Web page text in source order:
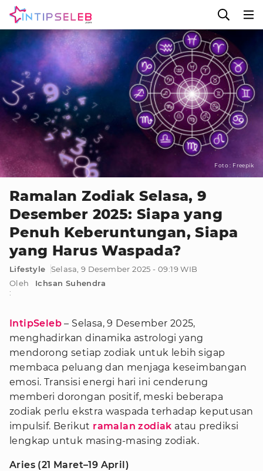
Foto : Freepik
Ramalan Zodiak Selasa, 9
Desember 2025: Siapa yang
Penuh Keberuntungan, Siapa
yang Harus Waspada?
Lifestyle
Selasa, 9 Desember 2025 - 09:19 WIB
Oleh
:
Ichsan Suhendra
IntipSeleb – Selasa, 9 Desember 2025,
menghadirkan dinamika astrologi yang
mendorong setiap zodiak untuk lebih sigap
membaca peluang dan menjaga keseimbangan
emosi. Transisi energi hari ini cenderung
memberi dorongan positif, meski beberapa
zodiak perlu ekstra waspada terhadap keputusan
impulsif. Berikut ramalan zodiak atau prediksi
lengkap untuk masing-masing zodiak.
Aries (21 Maret–19 April)